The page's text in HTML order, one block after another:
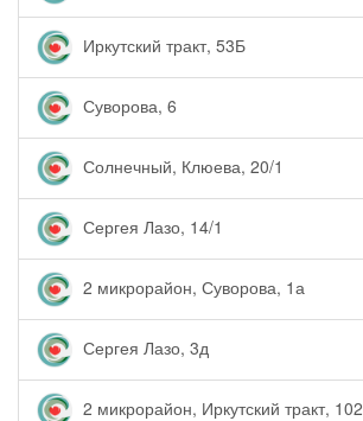
Иркутский тракт, 53Б
Суворова, 6
Солнечный, Клюева, 20/1
Сергея Лазо, 14/1
2 микрорайон, Суворова, 1а
Сергея Лазо, 3д
2 микрорайон, Иркутский тракт, 102